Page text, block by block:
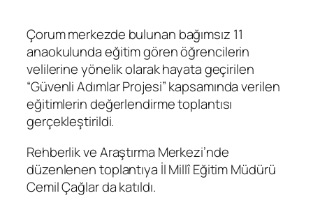
Çorum merkezde bulunan bağımsız 11
anaokulunda eğitim gören öğrencilerin
velilerine yönelik olarak hayata geçirilen
“Güvenli Adımlar Projesi” kapsamında verilen
eğitimlerin değerlendirme toplantısı
gerçekleştirildi.
Rehberlik ve Araştırma Merkezi’nde
düzenlenen toplantıya İl Millî Eğitim Müdürü
Cemil Çağlar da katıldı.